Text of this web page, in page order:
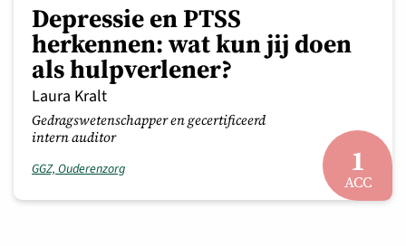
Depressie en PTSS
herkennen: wat kun jij doen
als hulpverlener?
Laura Kralt
Gedragswetenschapper en gecertificeerd
intern auditor
GGZ, Ouderenzorg 1
ACC